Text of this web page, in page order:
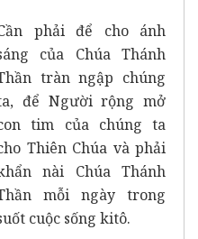
phải để cho ánh
của Chúa Thánh
tràn ngập chúng
để Người rộng mở
tim của chúng ta
Thiên Chúa và phải
nài Chúa Thánh
mỗi ngày trong
cuộc sống kitô.